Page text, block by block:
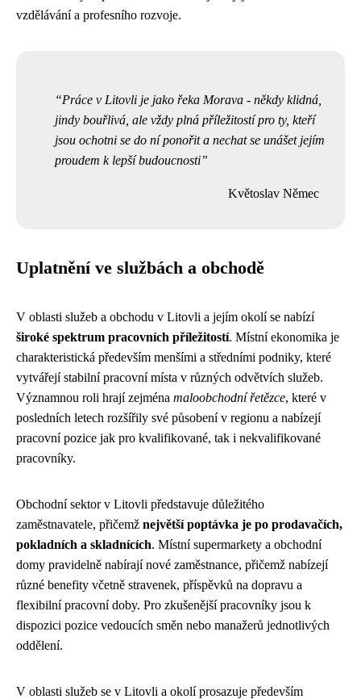
vzdělávání a profesního rozvoje.
Práce v Litovli je jako řeka Morava - někdy klidná,
jindy bouřlivá, ale vždy plná příležitostí pro ty, kteří
jsou ochotni se do ní ponořit a nechat se unášet jejím
proudem k lepší budoucnosti
Květoslav Němec
Uplatnění ve službách a obchodě
V oblasti služeb a obchodu v Litovli a jejím okolí se nabízí
široké spektrum pracovních příležitostí. Místní ekonomika je
charakteristická především menšími a středními podniky, které
vytvářejí stabilní pracovní místa v různých odvětvích služeb.
Významnou roli hrají zejména maloobchodní řetězce, které v
posledních letech rozšířily své působení v regionu a nabízejí
pracovní pozice jak pro kvalifikované, tak i nekvalifikované
pracovníky.
Obchodní sektor v Litovli představuje důležitého
zaměstnavatele, přičemž největší poptávka je po prodavačích,
pokladních a skladnících. Místní supermarkety a obchodní
domy pravidelně nabírají nové zaměstnance, přičemž nabízejí
různé benefity včetně stravenek, příspěvků na dopravu a
flexibilní pracovní doby. Pro zkušenější pracovníky jsou k
dispozici pozice vedoucích směn nebo manažerů jednotlivých
oddělení.
V oblasti služeb se v Litovli a okolí prosazuje především